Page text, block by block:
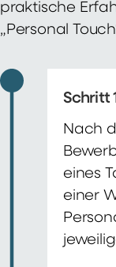
praktische
„Personal
Schritt
Nach
eines
einer